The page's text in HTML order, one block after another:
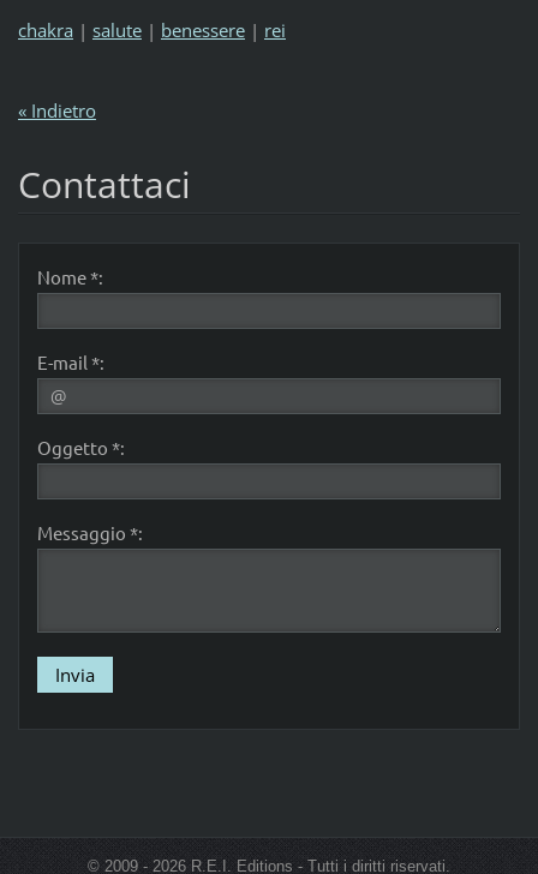
chakra | salute | benessere | rei
« Indietro
Contattaci
Nome *:
E-mail *:
Oggetto *:
Messaggio *:
© 2009 - 2026 R.E.I. Editions - Tutti i diritti riservati.